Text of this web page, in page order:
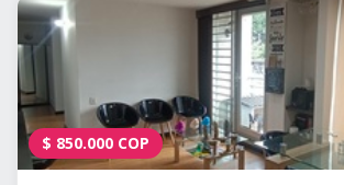
$ 850.000 COP